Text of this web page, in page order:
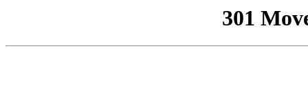
301